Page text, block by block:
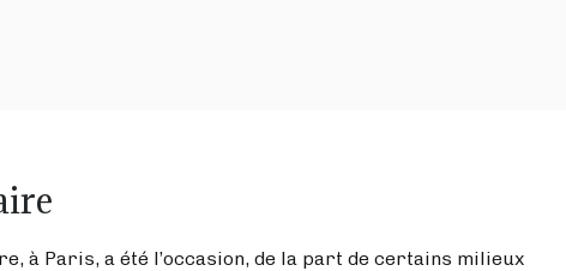
à Paris, a été l’occasion, de la part de certains milieux